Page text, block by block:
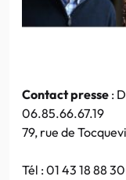
Contact presse :
06.85.66.67.19
79, rue de
Tél : 01 43 18 88